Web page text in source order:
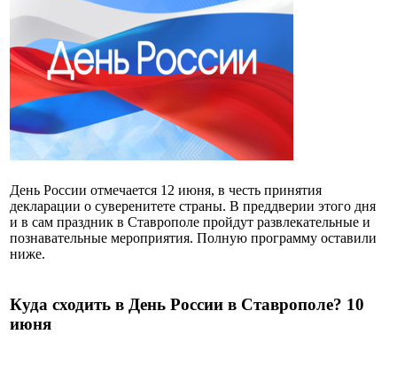
День России отмечается 12 июня, в честь принятия
декларации о суверенитете страны. В преддверии этого дня
и в сам праздник в Ставрополе пройдут развлекательные и
познавательные мероприятия. Полную программу оставили
ниже.
Куда сходить в День России в Ставрополе? 10
июня